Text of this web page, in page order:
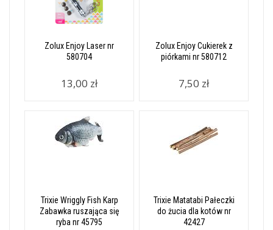
Zolux Enjoy Laser nr
580704
13,00 zł
Zolux Enjoy Cukierek z
piórkami nr 580712
7,50 zł
Trixie Wriggly Fish Karp
Zabawka ruszająca się
ryba nr 45795
Trixie Matatabi Pałeczki
do żucia dla kotów nr
42427